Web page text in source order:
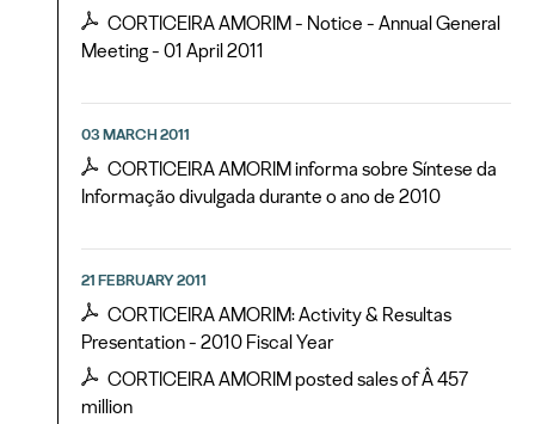
CORTICEIRA AMORIM - Notice - Annual General
Meeting - 01 April 2011
03 MARCH 2011
CORTICEIRA AMORIM informa sobre Síntese da
Informação divulgada durante o ano de 2010
21 FEBRUARY 2011
CORTICEIRA AMORIM: Activity & Resultas
Presentation - 2010 Fiscal Year
CORTICEIRA AMORIM posted sales of Â 457
million